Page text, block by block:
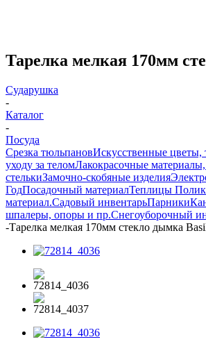
Тарелка мелкая 170мм
Сударушка
-
Каталог
-
Посуда
Срезка тюльпановИскусственные цветы,
уходу за теломЛакокрасочные
стелькиЗамочно-скобяные изделия
ГодПосадочный материалТеплицы
материал.Садовый инвентарьПарники
шпалеры, опоры и пр.Снегоуборочный
-Тарелка мелкая 170мм стекло дымка